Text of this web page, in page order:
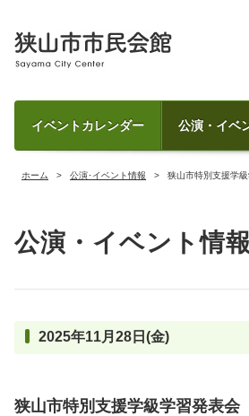
イベントカレンダー 公演・イベ
ホーム 公演･イベント情報 狭山市特別支援学
公演・イベント情報
2025年11月28日(金)
狭山市特別支援学級学習発表会